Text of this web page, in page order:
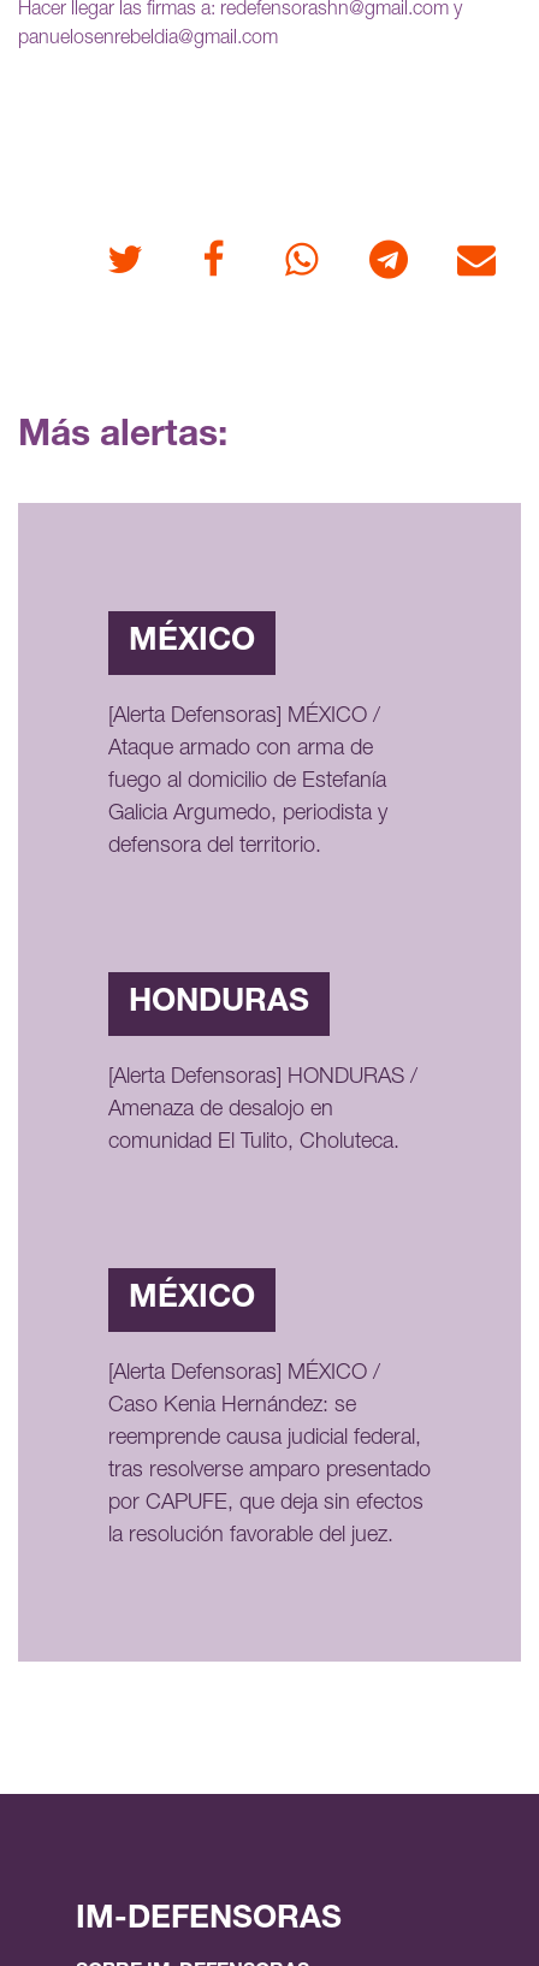
Hacer llegar las firmas a: redefensorashn@gmail.com y
panuelosenrebeldia@gmail.com
Twitter FacebookWhatsappTelegram Correo
Más alertas:
MÉXICO
[Alerta Defensoras] MÉXICO /
Ataque armado con arma de
fuego al domicilio de Estefanía
Galicia Argumedo, periodista y
defensora del territorio.
HONDURAS
[Alerta Defensoras] HONDURAS /
Amenaza de desalojo en
comunidad El Tulito, Choluteca.
MÉXICO
[Alerta Defensoras] MÉXICO /
Caso Kenia Hernández: se
reemprende causa judicial federal,
tras resolverse amparo presentado
por CAPUFE, que deja sin efectos
la resolución favorable del juez.
IM-DEFENSORAS